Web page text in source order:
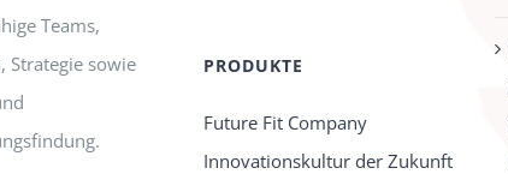
Teams,
Strategie sowie
PRODUKTE
Future Fit Company
Innovationskultur der Zukunft